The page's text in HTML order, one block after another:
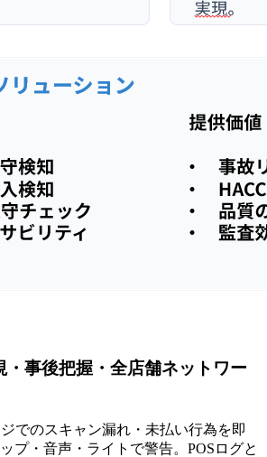
・事後把握・全店舗ネットワー
でのスキャン漏れ・未払い行為を即
プ・音声・ライトで警告。POSログと